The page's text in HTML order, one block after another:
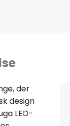
der
design
LED-